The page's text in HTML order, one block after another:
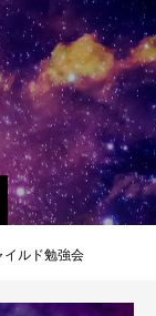
イルド勉強会